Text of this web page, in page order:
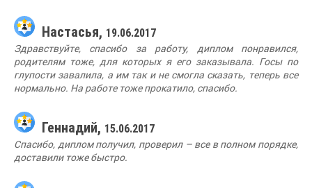
Настасья, 19.06.2017
Здравствуйте, спасибо за работу, диплом понравился,
родителям тоже, для которых я его заказывала. Госы по
глупости завалила, а им так и не смогла сказать, теперь все
нормально. На работе тоже прокатило, спасибо.
Геннадий, 15.06.2017
Спасибо, диплом получил, проверил – все в полном порядке,
доставили тоже быстро.